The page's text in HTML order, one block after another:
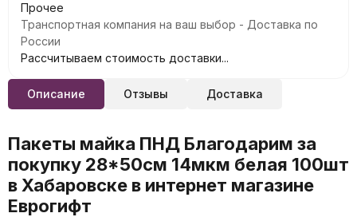
Прочее
Транспортная компания на ваш выбор - Доставка по
России
Рассчитываем стоимость доставки...
Описание Отзывы Доставка
Пакеты майка ПНД Благодарим за
покупку 28*50см 14мкм белая 100шт
в Хабаровске в интернет магазине
Еврогифт